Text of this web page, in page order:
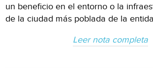
un beneficio en el entorno o la
de la ciudad más poblada de la
Leer nota completa